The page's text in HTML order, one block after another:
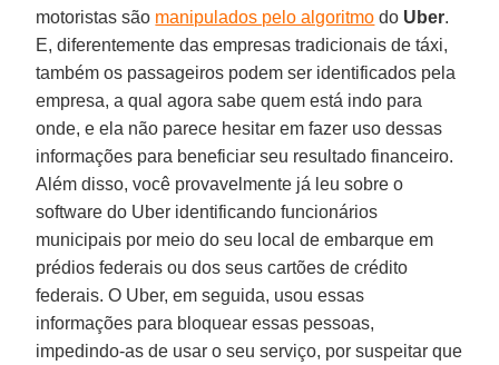
motoristas são manipulados pelo algoritmo do Uber.
E, diferentemente das empresas tradicionais de táxi,
também os passageiros podem ser identificados pela
empresa, a qual agora sabe quem está indo para
onde, e ela não parece hesitar em fazer uso dessas
informações para beneficiar seu resultado financeiro.
Além disso, você provavelmente já leu sobre o
software do Uber identificando funcionários
municipais por meio do seu local de embarque em
prédios federais ou dos seus cartões de crédito
federais. O Uber, em seguida, usou essas
informações para bloquear essas pessoas,
impedindo-as de usar o seu serviço, por suspeitar que